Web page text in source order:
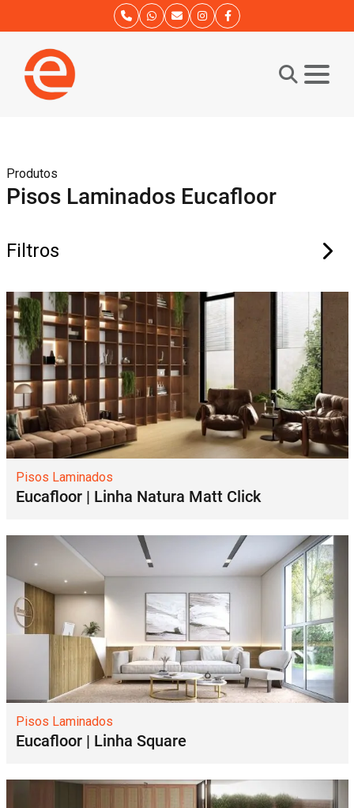
Produtos
Pisos Laminados Eucafloor
Filtros
Pisos Laminados
Eucafloor | Linha Natura Matt Click
Pisos Laminados
Eucafloor | Linha Square